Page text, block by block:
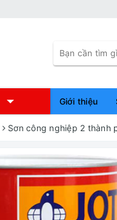
Giới thiệu
Sơn công nghiệp 2 thành